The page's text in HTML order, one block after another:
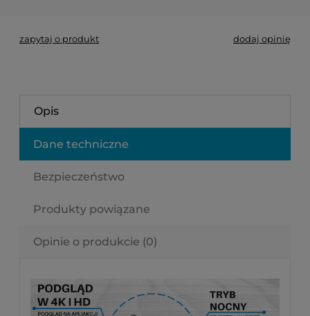
zapytaj o produkt dodaj opinię
Opis
Dane techniczne
Bezpieczeństwo
Produkty powiązane
Opinie o produkcie (0)